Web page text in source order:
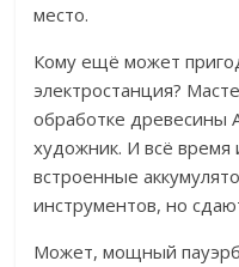
место.
Кому ещё может
электростанция?
обработке древесины
художник. И всё время
встроенные
инструментов, но
Может, мощный